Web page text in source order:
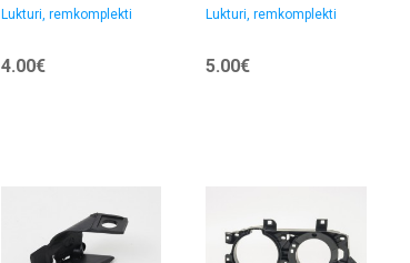
luktura mehānismam
Lukturi, remkomplekti
4.00€
L=R 94->99 VALEO
Lukturi, remkomplekti
5.00€